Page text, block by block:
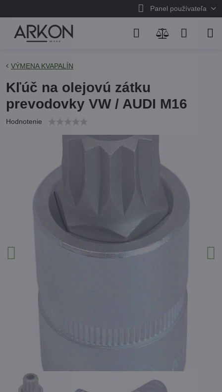
Panel používateľa
VÝMENA KVAPALÍN
Kľúč na olejovú zátku
prevodovky VW / AUDI M16
Hodnotenie